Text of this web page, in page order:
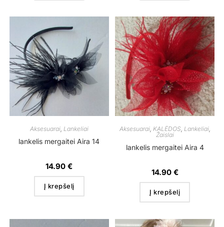
Aksesuarai, Lankeliai
lankelis mergaitei Aira 14
14.90€
Į krepšelį
Aksesuarai, KALĖDOS, Lankeliai,
Žaislai
lankelis mergaitei Aira 4
14.90 €
Į krepšelį